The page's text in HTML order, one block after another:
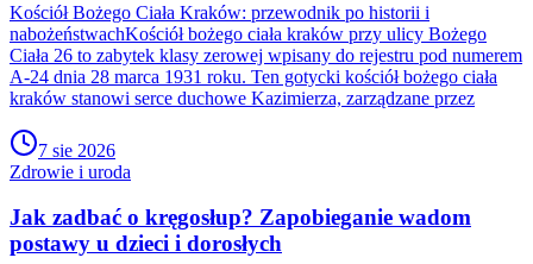
Kościół Bożego Ciała Kraków: przewodnik po historii i
nabożeństwachKościół bożego ciała kraków przy ulicy Bożego
Ciała 26 to zabytek klasy zerowej wpisany do rejestru pod numerem
A-24 dnia 28 marca 1931 roku. Ten gotycki kościół bożego ciała
kraków stanowi serce duchowe Kazimierza, zarządzane przez
7 sie 2026
Zdrowie i uroda
Jak zadbać o kręgosłup? Zapobieganie wadom
postawy u dzieci i dorosłych